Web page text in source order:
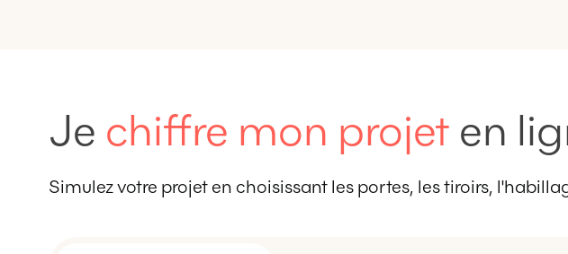
Je chiffre mon projet en
Simulez votre projet en choisissant les portes, les tiroirs,